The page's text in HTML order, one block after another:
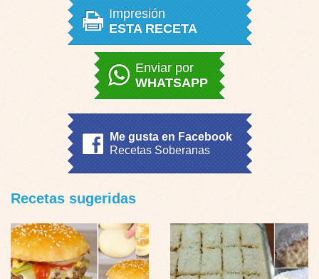
Impresión
ESTA RECETA
Enviar por
WHATSAPP
Me gusta en Facebook
Recetas Soberanas
Recetas sugeridas